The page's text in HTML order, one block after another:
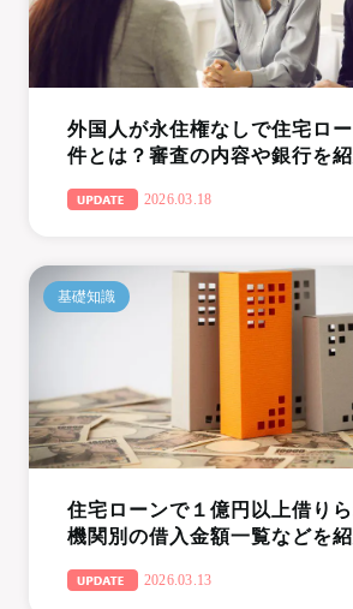
外国人が永住権なしで住宅ロ
件とは？審査の内容や銀行を
2026.03.18
住宅ローンで１億円以上借り
機関別の借入金額一覧などを
2026.03.13
基礎知識